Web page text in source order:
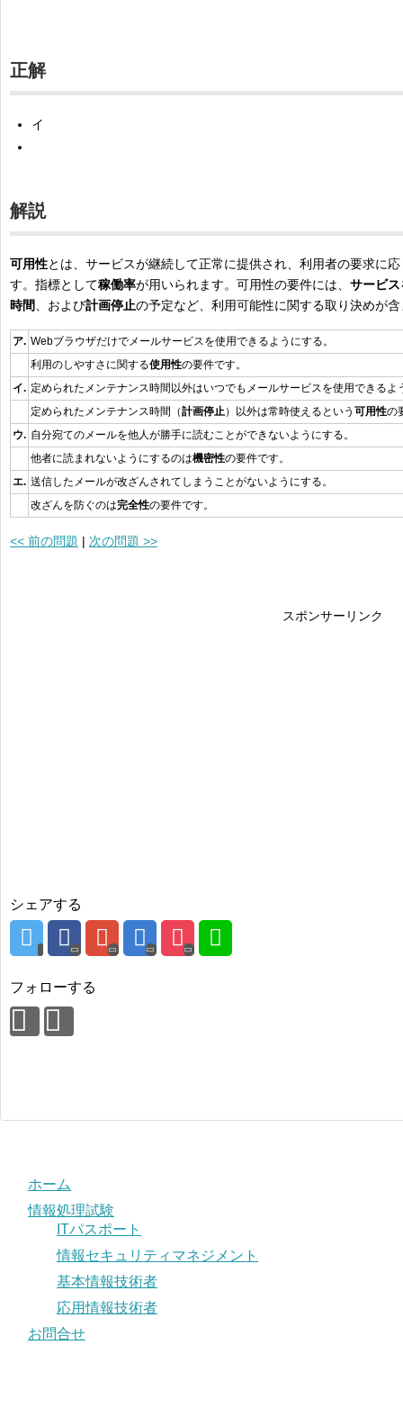
正解
イ
解説
可用性とは、サービスが継続して正常に提供され、利用者の要求に
す。指標として稼働率が用いられます。可用性の要件には、 サービ
時間
、および計画停止の予定など、利用可能性に関する取り決めが
ア. Webブラウザだけでメールサービスを使用できるようにする。
利用のしやすさに関する使用性の要件です。
イ. 定められたメンテナンス時間以外はいつでもメールサービスを使用できるよ
定められたメンテナンス時間（計画停止）以外は常時使えるという 可用性の
ウ. 自分宛てのメールを他人が勝手に読むことができないようにする。
他者に読まれないようにするのは機密性の要件です。
エ. 送信したメールが改ざんされてしまうことがないようにする。
改ざんを防ぐのは完全性の要件です。
<< 前の問題 | 次の問題 >>
スポンサーリンク
シェアする
フォローする
ホーム
情報処理試験
ITパスポート
情報セキュリティマネジメント
基本情報技術者
応用情報技術者
お問合せ